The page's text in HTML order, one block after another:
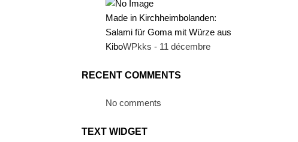
Made in Kirchheimbolanden:
Salami für Goma mit Würze aus
KiboWPkks - 11 décembre
RECENT COMMENTS
No comments
TEXT WIDGET